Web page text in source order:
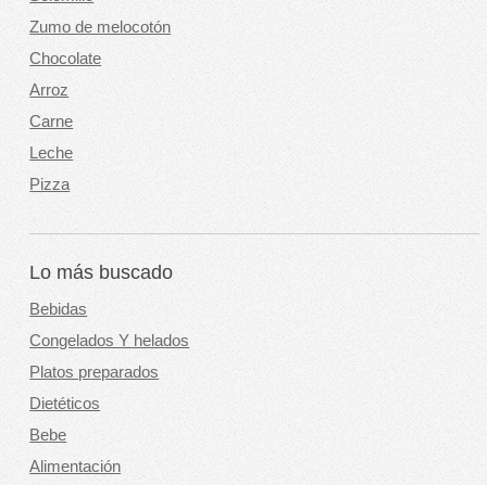
Zumo de melocotón
Chocolate
Arroz
Carne
Leche
Pizza
Lo más buscado
Bebidas
Congelados Y helados
Platos preparados
Dietéticos
Bebe
Alimentación